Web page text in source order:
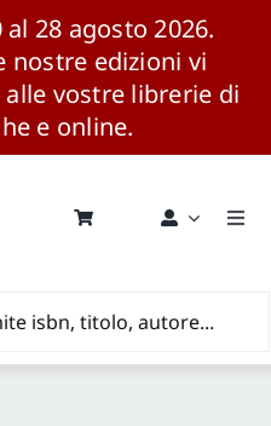
28 agosto 2026.
nostre edizioni vi
vostre librerie di
e online.